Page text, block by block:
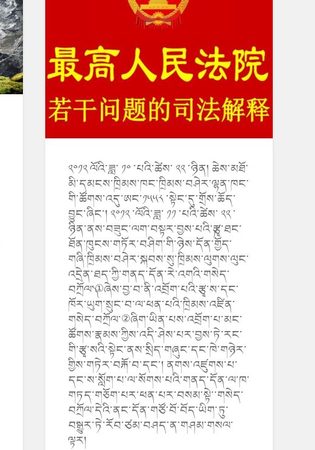
༢༠༡༢ ལོའི་ཟླ་ ༡༠ ་པའི་ཚེས་ ༢༢ ་ཉིན། ཆེས་མཐོ་
མི་དམངས་ཁྲིམས་ཁང་ཁྲིམས་བཤེར་ལྷན་ཁང་
གི་ཚོགས་འདུ་ཨང་༡༥༥༨ ་སྟེང་དུ་གྲོས་ཆོད་
བྱུང་ཞིང་། ༢༠༡༢ ་ལོའི་ཟླ་ ༡༡ ་པའི་ཚེས་ ༢༢ ་
ཉིན་ནས་བཟུང་ལག་བསྟར་བྱས་པའི་༼རྩྭ་ཐང་
ཐོན་ཁུངས་གཏོར་བཤིག་གི་ཉེས་དོན་གྱོད་
གཞི་ཁྲིམས་བཤེར་སྐབས་སུ་ཁྲིམས་ལུགས་ལུང་
འདྲེན་ཐད་ཀྱི་གནད་དོན་རེ་འགའི་གསེད་
བཀྲོལ་༽①ཞེས་བྱ་བ་ནི་འབྲོག་པའི་རྩྭ་ས་དང་
ཁོར་ཡུག་སྲུང་བ་ལ་ཕན་པའི་ཁྲིམས་འཛིན་
གསེད་བཀྲོལ་②ཞིག་ཡིན་པས་འབྲོག་པ་མང་
ཚོགས་རྣམས་ཀྱིས་འདི་ཤེས་པར་བྱས་ཏེ་རང་
གི་རྩྭ་སའི་སྟེང་ནས་སྲིད་གཞུང་དང་ཁེ་གཉེར་
གྱིས་གཏེར་བརྐོ་བ་དང་། ནགས་འཛུགས་པ་
དང་ས་སློག་པ་ལ་སོགས་པའི་གནད་དོན་ལ་ཁ་
གཏད་གཅོག་པར་ཕན་པར་བསམ་སྟེ་་གསེད་
བཀྲོལ་དེའི་ནང་དོན་གཙོ་བོ་བོད་ཡིག་ཏུ་
བསྒྱུར་ཏེ་རོབ་ཙམ་བཤད་ན་གཤམ་གསལ་
ལྟར།